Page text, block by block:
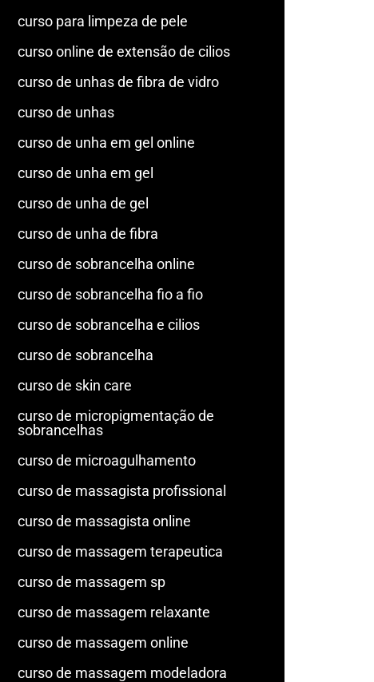
curso para limpeza de pele
curso online de extensão de cilios
curso de unhas de fibra de vidro
curso de unhas
curso de unha em gel online
curso de unha em gel
curso de unha de gel
curso de unha de fibra
curso de sobrancelha online
curso de sobrancelha fio a fio
curso de sobrancelha e cilios
curso de sobrancelha
curso de skin care
curso de micropigmentação de
sobrancelhas
curso de microagulhamento
curso de massagista profissional
curso de massagista online
curso de massagem terapeutica
curso de massagem sp
curso de massagem relaxante
curso de massagem online
curso de massagem modeladora